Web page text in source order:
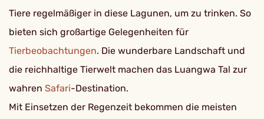
Tiere regelmäßiger in diese Lagunen, um zu trinken. So
bieten sich großartige Gelegenheiten für
Tierbeobachtungen. Die wunderbare Landschaft und
die reichhaltige Tierwelt machen das Luangwa Tal zur
wahren Safari-Destination.
Mit Einsetzen der Regenzeit bekommen die meisten